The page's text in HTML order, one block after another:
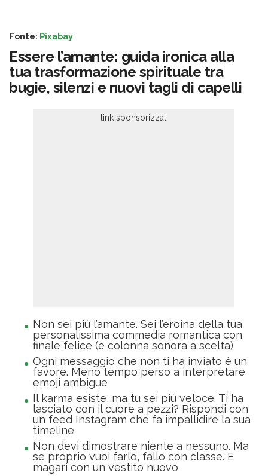
Fonte: Pixabay
Essere l’amante: guida ironica alla
tua trasformazione spirituale tra
bugie, silenzi e nuovi tagli di capelli
Non sei più l’amante. Sei l’eroina della tua
personalissima commedia romantica con
finale felice (e colonna sonora a scelta)
Ogni messaggio che non ti ha inviato è un
favore. Meno tempo perso a interpretare
emoji ambigue
Il karma esiste, ma tu sei più veloce. Ti ha
lasciato con il cuore a pezzi? Rispondi con
un feed Instagram che fa impallidire la sua
timeline
Non devi dimostrare niente a nessuno. Ma
se proprio vuoi farlo, fallo con classe. E
magari con un vestito nuovo